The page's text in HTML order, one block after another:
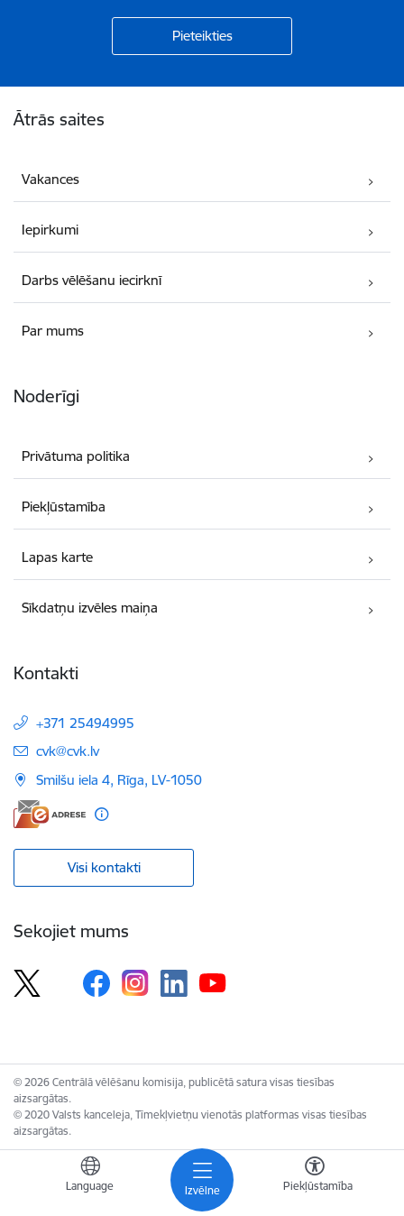
Izvēlne
Language Piekļūstamība
Ātrās saites
Vakances
Iepirkumi
Darbs vēlēšanu iecirknī
Par mums
Noderīgi
Privātuma politika
Piekļūstamība
Lapas karte
Sīkdatņu izvēles maiņa
Kontakti
+371 25494995
E-pasts:
cvk@cvk.lv
Smilšu iela 4, Rīga, LV-1050
Visi kontakti
Sekojiet mums
© 2026 Centrālā vēlēšanu komisija, publicētā satura visas tiesības
aizsargātas.
© 2020 Valsts kanceleja, Tīmekļvietņu vienotās platformas visas tiesības
aizsargātas.